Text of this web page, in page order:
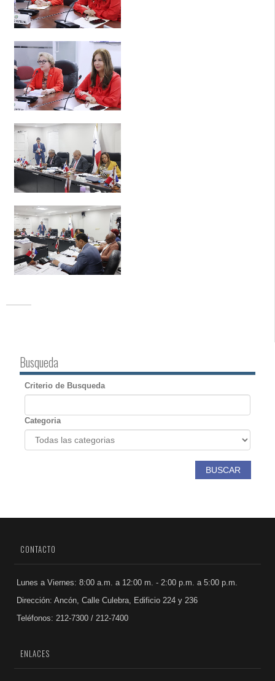
Busqueda
Criterio de Busqueda
Categoria
BUSCAR
CONTACTO
Lunes a Viernes: 8:00 a.m. a 12:00 m. - 2:00 p.m. a 5:00 p.m.
Dirección: Ancón, Calle Culebra, Edificio 224 y 236
Teléfonos: 212-7300 / 212-7400
ENLACES